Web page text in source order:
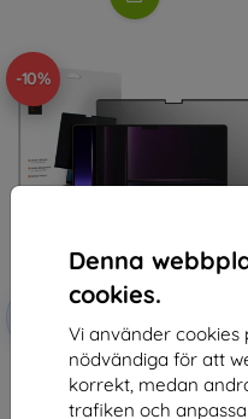
Denna
cookies.
Vi använder cookies
nödvändiga för att
korrekt, medan
trafiken och
-10%
Rabatt
kupong
Spigen SafeView 1-pack -
MacBook Pro 16" M4 2024/M3
2023/ M2 2023/M1 2021